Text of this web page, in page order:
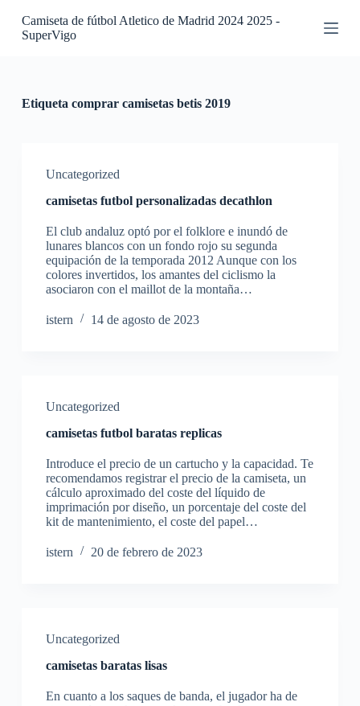
SCamiseta de fútbol Atletico de Madrid 2024 2025 -
SuperVigo
Etiqueta comprar camisetas betis 2019
Uncategorized
camisetas futbol personalizadas decathlon
El club andaluz optó por el folklore e inundó de
lunares blancos con un fondo rojo su segunda
equipación de la temporada 2012 Aunque con los
colores invertidos, los amantes del ciclismo la
asociaron con el maillot de la montaña…
istern 14 de agosto de 2023
Uncategorized
camisetas futbol baratas replicas
Introduce el precio de un cartucho y la capacidad. Te
recomendamos registrar el precio de la camiseta, un
cálculo aproximado del coste del líquido de
imprimación por diseño, un porcentaje del coste del
kit de mantenimiento, el coste del papel…
istern 20 de febrero de 2023
Uncategorized
camisetas baratas lisas
En cuanto a los saques de banda, el jugador ha de